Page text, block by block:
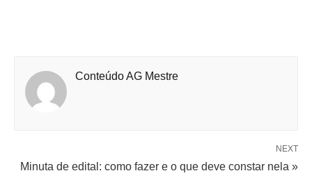
Conteúdo AG Mestre
NEXT
Minuta de edital: como fazer e o que deve constar nela »